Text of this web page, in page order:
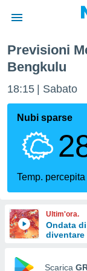
di
per
di
Web
le
Previsioni
Bengkulu
18:15 Sabato
Nubi sparse
Temp. percepita
Ultim'ora.
Ondata
diventare
Scarica